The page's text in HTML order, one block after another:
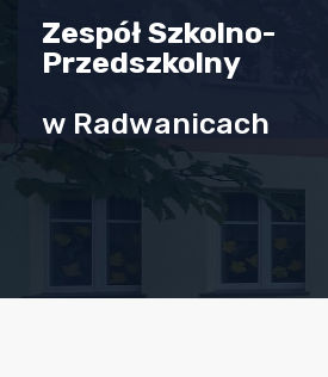
Zespół Szkolno-
Przedszkolny
w Radwanicach